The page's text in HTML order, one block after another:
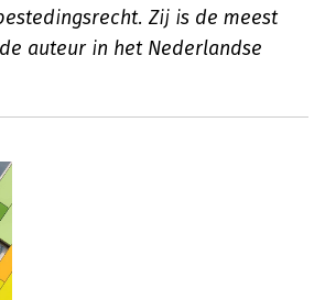
Zij is de meest
auteur in het Nederlandse